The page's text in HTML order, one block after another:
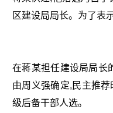
区建设局局长。为了表
在蒋某担任建设局局长
由周义强确定,民主推
级后备干部人选。